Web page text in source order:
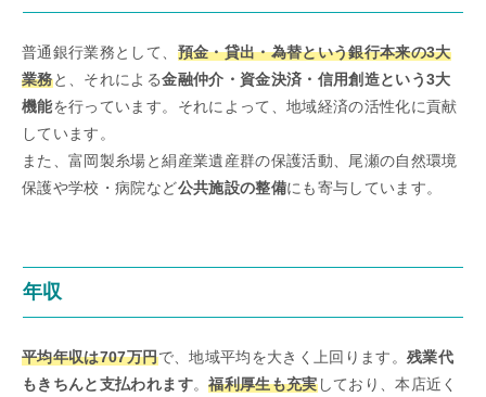
普通銀行業務として、 預金・貸出・為替という銀行本来の3大
業務と、それによる金融仲介・資金決済・信用創造という3大
機能を行っています。それによって、地域経済の活性化に貢献
しています。
また、富岡製糸場と絹産業遺産群の保護活動、尾瀬の自然環境
保護や学校・病院など公共施設の整備にも寄与しています。
年収
平均年収は707万円で、地域平均を大きく上回ります。残業代
もきちんと支払われます。福利厚生も充実しており、本店近く